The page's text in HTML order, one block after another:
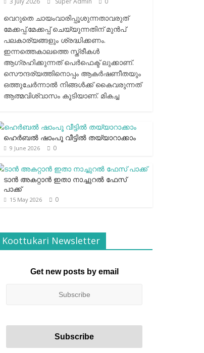
വെറുതെ ചായംവാരിപ്പൂശുന്നതാവരുത്
മേക്കപ്പ്.മേക്കപ്പ് ചെയ്യുന്നതിന് മുന്‍പ്
പലകാര്യങ്ങളും ശ്രദ്ധിക്കണം.
ഇന്നത്തെകാലത്തെ സ്ത്രീകള്‍
ആഗ്രഹിക്കുന്നത് പെര്‍ഫെക്ട് ലുക്കാണ്.
സൌന്ദര്യത്തിനൊപ്പം ആകര്‍ഷണീതയും
ഒത്തുചേര്‍ന്നാല്‍ നിങ്ങള്‍ക്ക് കൈവരുന്നത്
ആത്മവിശ്വാസം കൂടിയാണ്. മികച്ച
ഹെര്‍ബല്‍ ഷാംപൂ വീട്ടില്‍ തയ്യാറാക്കാം
9 June 2026 0
ടാന്‍ അകറ്റാന്‍ ഇതാ നാച്ചുറല്‍ ഫേസ്
പാക്ക്
15 May 2026 0
Koottukari Newsletter
Get new posts by email